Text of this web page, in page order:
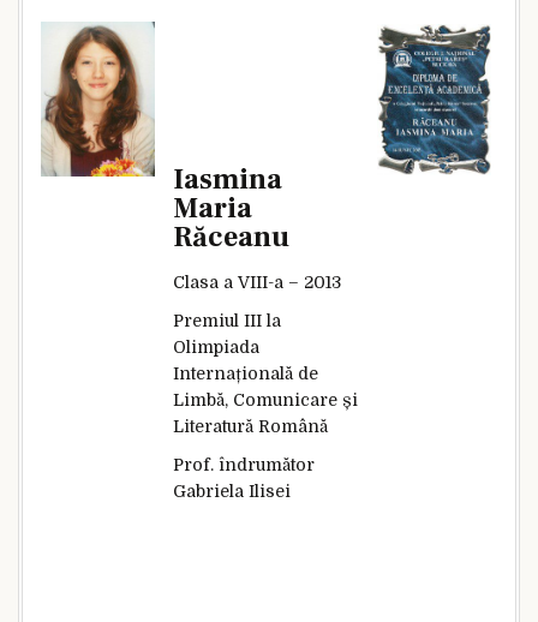
Iasmina
Maria
Răceanu
Clasa a VIII-a – 2013
Premiul III la
Olimpiada
Internațională de
Limbă, Comunicare și
Literatură Română
Prof. îndrumător
Gabriela Ilisei